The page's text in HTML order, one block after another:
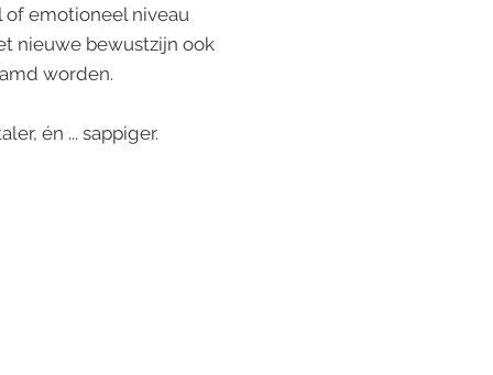
of emotioneel niveau
nieuwe bewustzijn ook
worden.
én ... sappiger.